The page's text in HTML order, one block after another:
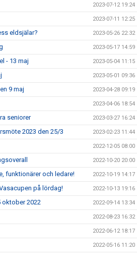
2023-07-12 19:24
2023-07-11 12:25
eldsjälar? 2023-05-26 22:32
2023-05-17 14:59
- 13 maj 2023-05-04 11:15
2023-05-01 09:36
9 maj 2023-04-28 09:19
2023-04-06 18:54
seniorer 2023-03-27 16:24
2023 den 25/3 2023-02-23 11:44
2022-12-05 08:00
2022-10-20 20:00
funktionärer och ledare! 2022-10-19 14:17
på lördag! 2022-10-13 19:16
oktober 2022 2022-09-14 13:34
2022-08-23 16:32
2022-06-12 18:17
2022-05-16 11:20